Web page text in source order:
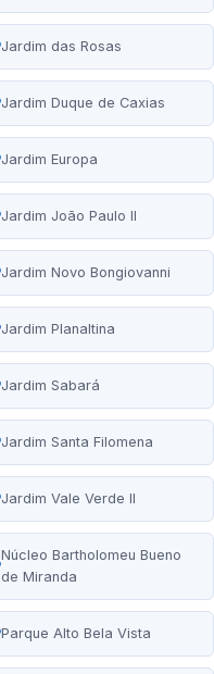
Jardim das Rosas
Jardim Duque de Caxias
Jardim Europa
Jardim João Paulo II
Jardim Novo Bongiovanni
Jardim Planaltina
Jardim Sabará
Jardim Santa Filomena
Jardim Vale Verde II
Núcleo Bartholomeu Bueno
de Miranda
Parque Alto Bela Vista